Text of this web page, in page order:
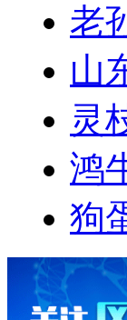
老
山
灵
鸿
狗